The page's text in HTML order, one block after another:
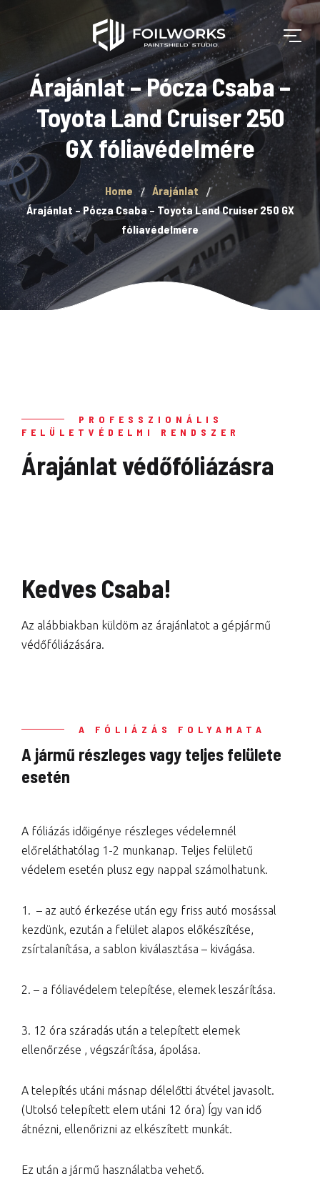
Árajánlat – Pócza Csaba –
Toyota Land Cruiser 250
GX fóliavédelmére
Home
Árajánlat
Árajánlat – Pócza Csaba – Toyota Land Cruiser 250 GX
fóliavédelmére
PROFESSZIONÁLIS
FELÜLETVÉDELMI RENDSZER
Árajánlat védőfóliázásra
Kedves Csaba!
Az alábbiakban küldöm az árajánlatot a gépjármű
védőfóliázására.
A FÓLIÁZÁS FOLYAMATA
A jármű részleges vagy teljes felülete
esetén
A fóliázás időigénye részleges védelemnél
előreláthatólag 1-2 munkanap. Teljes felületű
védelem esetén plusz egy nappal számolhatunk.
1. – az autó érkezése után egy friss autó mosással
kezdünk, ezután a felület alapos előkészítése,
zsírtalanítása, a sablon kiválasztása – kivágása.
2. – a fóliavédelem telepítése, elemek leszárítása.
3. 12 óra száradás után a telepített elemek
ellenőrzése , végszárítása, ápolása.
A telepítés utáni másnap délelőtti átvétel javasolt.
(Utolsó telepített elem utáni 12 óra) Így van idő
átnézni, ellenőrizni az elkészített munkát.
Ez után a jármű használatba vehető.